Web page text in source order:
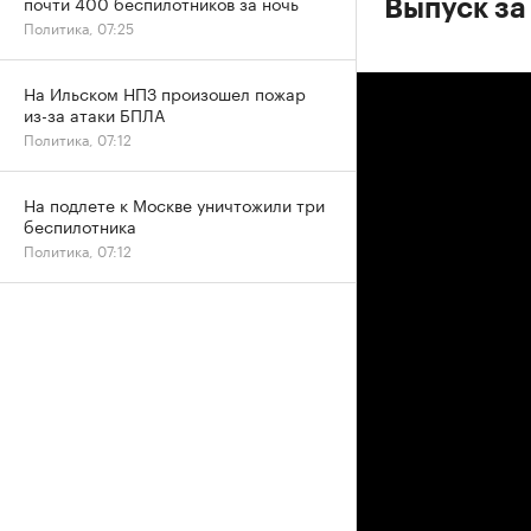
Выпуск
Политика, 07:25
На Ильском НПЗ произошел пожар
из-за атаки БПЛА
Политика, 07:12
На подлете к Москве уничтожили три
беспилотника
Политика, 07:12